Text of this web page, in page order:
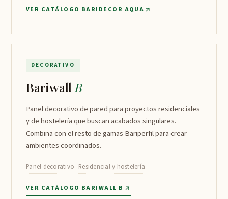
VER CATÁLOGO BARIDECOR AQUA
DECORATIVO
Bariwall B
Panel decorativo de pared para proyectos residenciales
y de hostelería que buscan acabados singulares.
Combina con el resto de gamas Bariperfil para crear
ambientes coordinados.
Panel decorativo Residencial y hostelería
VER CATÁLOGO BARIWALL B